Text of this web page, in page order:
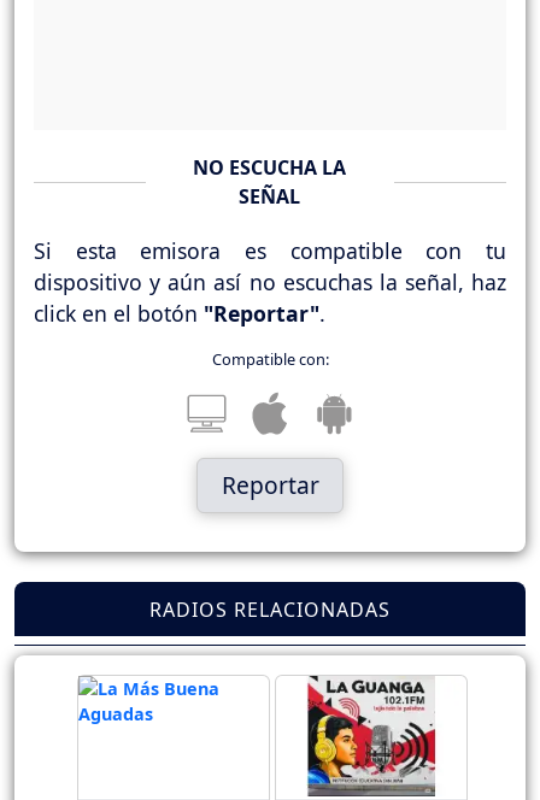
NO ESCUCHA LA
SEÑAL
Si esta emisora es compatible con tu
dispositivo y aún así no escuchas la señal, haz
click en el botón "Reportar".
Compatible con:
Reportar
RADIOS RELACIONADAS